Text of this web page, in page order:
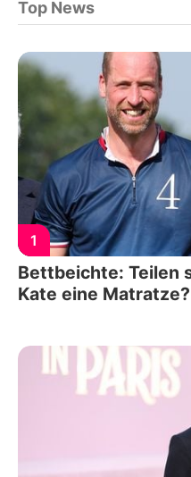
Top News
1
Bettbeichte: Teilen
Kate eine Matratze?